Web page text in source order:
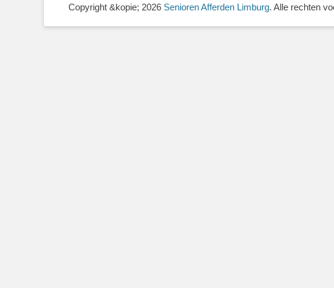
Copyright &kopie; 2026 Senioren Afferden Limburg. Alle rechten